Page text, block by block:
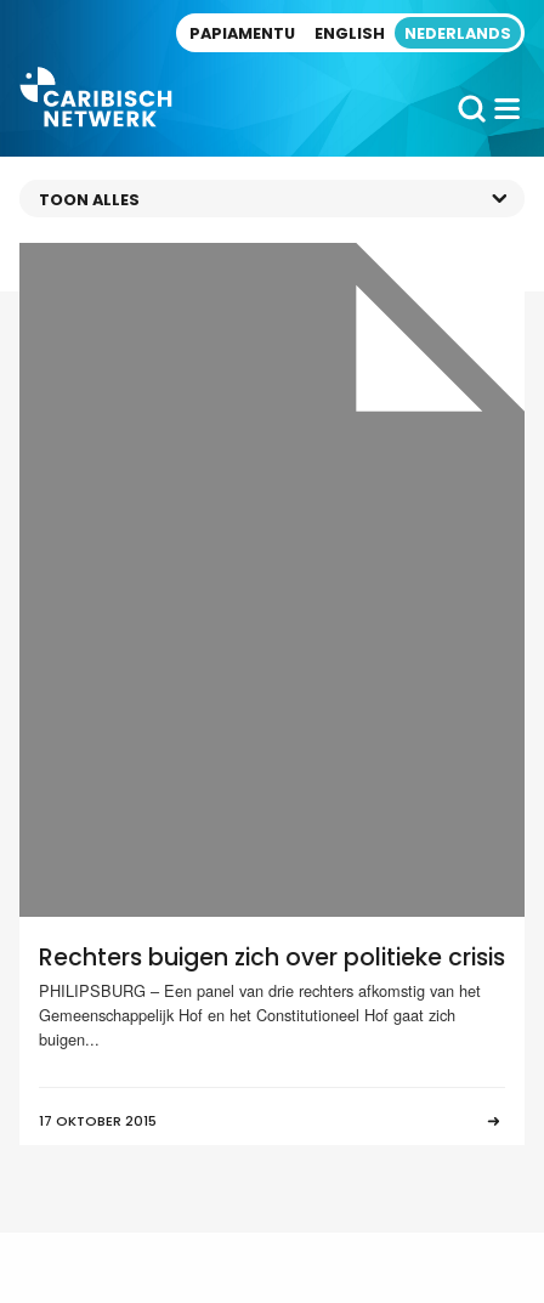
PAPIAMENTU ENGLISH NEDERLANDS
Rechters buigen zich over politieke crisis
PHILIPSBURG – Een panel van drie rechters afkomstig van het
Gemeenschappelijk Hof en het Constitutioneel Hof gaat zich
buigen...
17 OKTOBER 2015